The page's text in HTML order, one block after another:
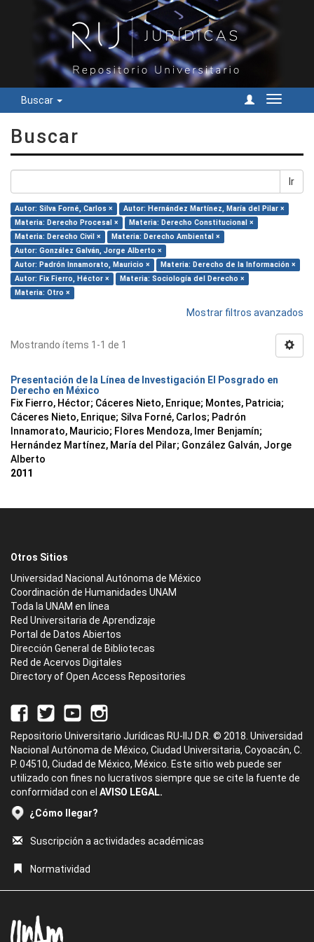
Buscar
Cambiar
Buscar
Ir
Autor: Silva Forné, Carlos ×
Autor: Hernández Martínez, María del Pilar ×
Materia: Derecho Procesal ×
Materia: Derecho Constitucional ×
Materia: Derecho Civil ×
Materia: Derecho Ambiental ×
Autor: González Galván, Jorge Alberto ×
Autor: Padrón Innamorato, Mauricio ×
Materia: Derecho de la Información ×
Autor: Fix Fierro, Héctor ×
Materia: Sociología del Derecho ×
Materia: Otro ×
Mostrar filtros avanzados
Mostrando ítems 1-1 de 1
Presentación de la Línea de Investigación El Posgrado en
Derecho en México
Fix Fierro, Héctor; Cáceres Nieto, Enrique; Montes, Patricia;
Cáceres Nieto, Enrique; Silva Forné, Carlos; Padrón
Innamorato, Mauricio; Flores Mendoza, Imer Benjamín;
Hernández Martínez, María del Pilar; González Galván, Jorge
Alberto
2011
Otros Sitios
Universidad Nacional Autónoma de México
Coordinación de Humanidades UNAM
Toda la UNAM en línea
Red Universitaria de Aprendizaje
Portal de Datos Abiertos
Dirección General de Bibliotecas
Red de Acervos Digitales
Directory of Open Access Repositories
Repositorio Universitario Jurídicas RU-IIJ D.R. © 2018. Universidad
Nacional Autónoma de México, Ciudad Universitaria, Coyoacán, C.
P. 04510, Ciudad de México, México. Este sitio web puede ser
utilizado con fines no lucrativos siempre que se cite la fuente de
conformidad con el AVISO LEGAL.
¿Cómo llegar?
Suscripción a actividades académicas
Normatividad